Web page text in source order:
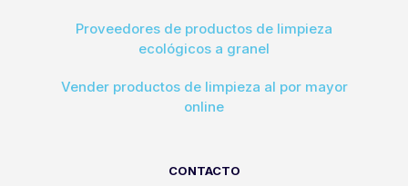
Proveedores de productos de limpieza
ecológicos a granel
Vender productos de limpieza al por mayor
online
CONTACTO